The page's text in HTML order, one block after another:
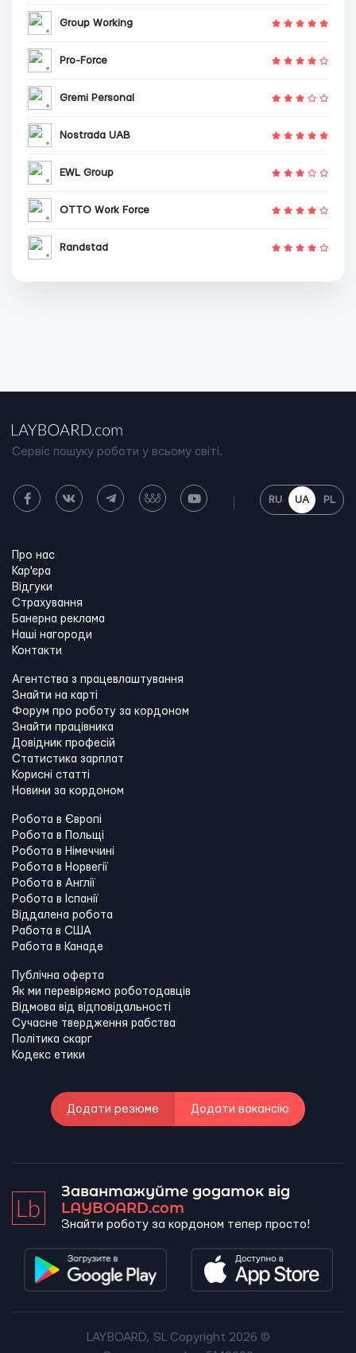
Group Working
Pro-Force
Gremi Personal
Nostrada UAB
EWL Group
OTTO Work Force
Randstad
Сервіс пошуку роботи у всьому світі.
RU UA PL
Про нас
Кар'єра
Відгуки
Страхування
Банерна реклама
Наші нагороди
Контакти
Агентства з працевлаштування
Знайти на карті
Форум про роботу за кордоном
Знайти працівника
Довідник професій
Статистика зарплат
Корисні статті
Новини за кордоном
Робота в Європі
Робота в Польщі
Робота в Німеччині
Робота в Норвегії
Робота в Англії
Робота в Іспанії
Віддалена робота
Работа в США
Работа в Канадe
Публічна оферта
Як ми перевіряємо роботодавців
Відмова від відповідальності
Сучасне твердження рабства
Політика скарг
Кодекс етики
Додати резюме Додати вакансію
Завантажуйте додаток від
LAYBOARD.com
Знайти роботу за кордоном тепер просто!
LAYBOARD, SL Copyright 2026 ©